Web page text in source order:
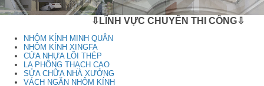
⇩LĨNH VỰC CHUYÊN THI CÔNG⇩
NHÔM KÍNH MINH QUÂN
NHÔM KÍNH XINGFA
CỬA NHỰA LÕI THÉP
LA PHÔNG THẠCH CAO
SỬA CHỮA NHÀ XƯỞNG
VÁCH NGĂN NHÔM KÍNH